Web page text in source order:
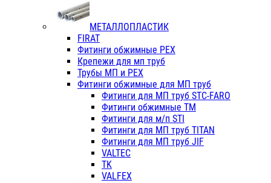
МЕТАЛЛОПЛАСТИК
FIRAT
Фитинги обжимные PEX
Крепежи для мп труб
Трубы МП и PEX
Фитинги обжимные для МП труб
Фитинги для МП труб STC-FARO
Фитинги обжимные ТМ
Фитинги для м/п STI
Фитинги для МП труб TITAN
Фитинги для МП труб JIF
VALTEC
TK
VALFEX